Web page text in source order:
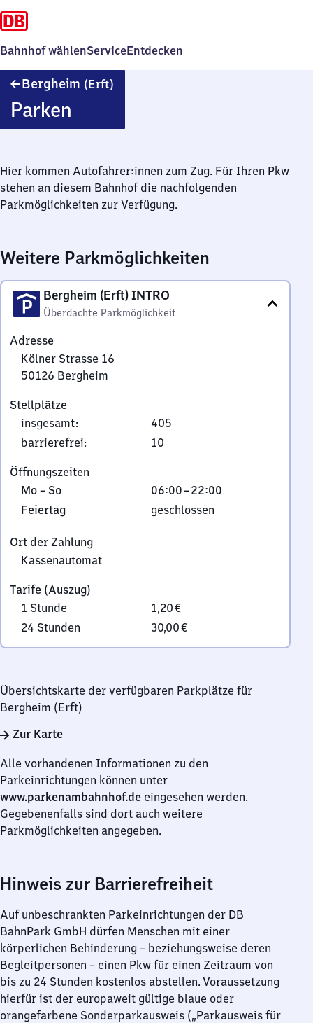
Bahnhof wählenServiceEntdecken
Bergheim (Erft)
Parken
Hier kommen Autofahrer:innen zum Zug. Für Ihren Pkw
stehen an diesem Bahnhof die nachfolgenden
Parkmöglichkeiten zur Verfügung.
Weitere Parkmöglichkeiten
Bergheim (Erft) INTRO
Überdachte Parkmöglichkeit
Adresse
Kölner Strasse 16
50126 Bergheim
Strasse
16,
5
1
2
6
Stellplätze
insgesamt:
405
barrierefrei: 10
Öffnungszeiten
Montag
bis
Mo – So 06:00–22:00
Von
6
Feiertag
Feiertag geschlossen
Ort der Zahlung
Kassenautomat
Tarife (Auszug)
1 Stunde
1,20 €
24 Stunden
30,00 €
Übersichtskarte der verfügbaren Parkplätze für
Bergheim (Erft)
Zur Karte
Alle vorhandenen Informationen zu den
Parkeinrichtungen können unter
www.parkenambahnhof.de eingesehen werden.
Gegebenenfalls sind dort auch weitere
Parkmöglichkeiten angegeben.
Hinweis zur Barrierefreiheit
Auf unbeschrankten Parkeinrichtungen der DB
BahnPark GmbH dürfen Menschen mit einer
körperlichen Behinderung – beziehungsweise deren
Begleitpersonen – einen Pkw für einen Zeitraum von
bis zu 24 Stunden kostenlos abstellen. Voraussetzung
hierfür ist der europaweit gültige blaue oder
orangefarbene Sonderparkausweis („Parkausweis für